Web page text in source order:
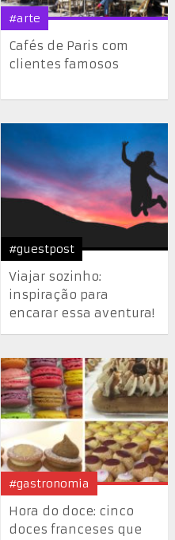
#arte
Cafés de Paris com
clientes famosos
#guestpost
Viajar sozinho:
inspiração para
encarar essa aventura!
#gastronomia
Hora do doce: cinco
doces franceses que